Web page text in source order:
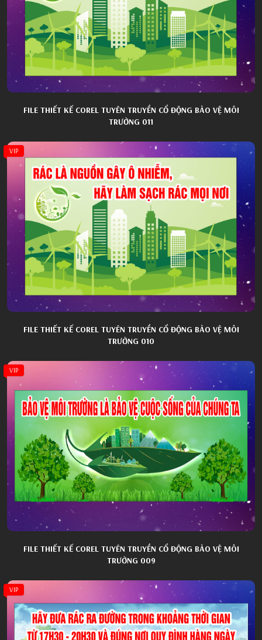
FILE THIẾT KẾ COREL TUYÊN TRUYỀN CỔ ĐỘNG BẢO VỆ MÔI
TRƯỜNG 011
VIP
FILE THIẾT KẾ COREL TUYÊN TRUYỀN CỔ ĐỘNG BẢO VỆ MÔI
TRƯỜNG 010
VIP
FILE THIẾT KẾ COREL TUYÊN TRUYỀN CỔ ĐỘNG BẢO VỆ MÔI
TRƯỜNG 009
VIP